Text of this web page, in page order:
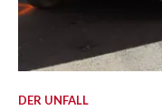
DER UNFALL